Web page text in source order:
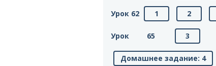
Урок 62 1 2
Урок 65 3
Домашнее задание: 4